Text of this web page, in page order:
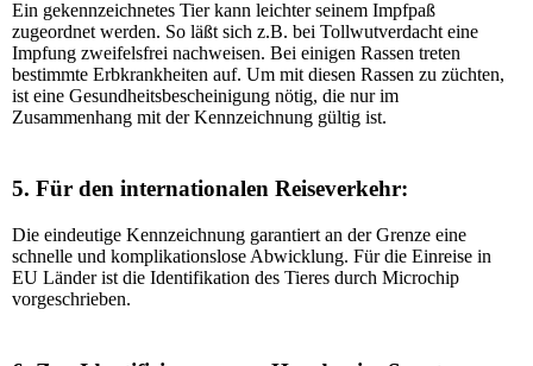
Ein gekennzeichnetes Tier kann leichter seinem Impfpaß
zugeordnet werden. So läßt sich z.B. bei Tollwutverdacht eine
Impfung zweifelsfrei nachweisen. Bei einigen Rassen treten
bestimmte Erbkrankheiten auf. Um mit diesen Rassen zu züchten,
ist eine Gesundheitsbescheinigung nötig, die nur im
Zusammenhang mit der Kennzeichnung gültig ist.
5. Für den internationalen Reiseverkehr:
Die eindeutige Kennzeichnung garantiert an der Grenze eine
schnelle und komplikationslose Abwicklung. Für die Einreise in
EU Länder ist die Identifikation des Tieres durch Microchip
vorgeschrieben.